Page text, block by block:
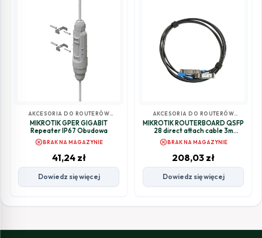
AKCESORIA DO ROUTERÓW
MIKROTIK
MIKROTIK GPER GIGABIT
Repeater IP67 Obudowa
cancelBRAK NA MAGAZYNIE
41,24 zł
Dowiedz się więcej
AKCESORIA DO ROUTERÓW
MIKROTIK
MIKROTIK ROUTERBOARD QSFP
28 direct attach cable 3m
(XS+DA0003)
cancelBRAK NA MAGAZYNIE
208,03 zł
Dowiedz się więcej